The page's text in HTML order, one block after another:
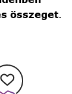
összeget.